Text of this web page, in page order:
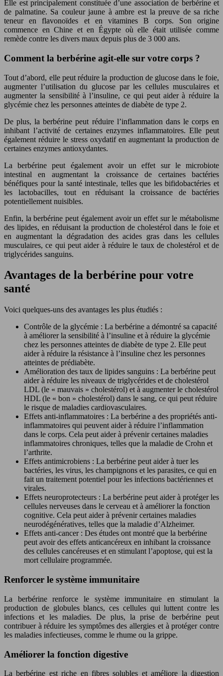
Elle est principalement constituée d’une association de berbérine et
de palmatine. Sa couleur jaune à ambre est la preuve de sa riche
teneur en flavonoïdes et en vitamines B corps. Son origine
commence en Chine et en Égypte où elle était utilisée comme
remède contre les divers maux depuis plus de 3 000 ans.
Comment la berbérine agit-elle sur votre corps ?
Tout d’abord, elle peut réduire la production de glucose dans le foie,
augmenter l’utilisation du glucose par les cellules musculaires et
augmenter la sensibilité à l’insuline, ce qui peut aider à réduire la
glycémie chez les personnes atteintes de diabète de type 2.
De plus, la berbérine peut réduire l’inflammation dans le corps en
inhibant l’activité de certaines enzymes inflammatoires. Elle peut
également réduire le stress oxydatif en augmentant la production de
certaines enzymes antioxydantes.
La berbérine peut également avoir un effet sur le microbiote
intestinal en augmentant la croissance de certaines bactéries
bénéfiques pour la santé intestinale, telles que les bifidobactéries et
les lactobacilles, tout en réduisant la croissance de bactéries
potentiellement nuisibles.
Enfin, la berbérine peut également avoir un effet sur le métabolisme
des lipides, en réduisant la production de cholestérol dans le foie et
en augmentant la dégradation des acides gras dans les cellules
musculaires, ce qui peut aider à réduire le taux de cholestérol et de
triglycérides sanguins.
Avantages de la berbérine pour votre
santé
Voici quelques-uns des avantages les plus étudiés :
Contrôle de la glycémie : La berbérine a démontré sa capacité
à améliorer la sensibilité à l’insuline et à réduire la glycémie
chez les personnes atteintes de diabète de type 2. Elle peut
aider à réduire la résistance à l’insuline chez les personnes
atteintes de prédiabète.
Amélioration des taux de lipides sanguins : La berbérine peut
aider à réduire les niveaux de triglycérides et de cholestérol
LDL (le « mauvais » cholestérol) et à augmenter le cholestérol
HDL (le « bon » cholestérol) dans le sang, ce qui peut réduire
le risque de maladies cardiovasculaires.
Effets anti-inflammatoires : La berbérine a des propriétés anti-
inflammatoires qui peuvent aider à réduire l’inflammation
dans le corps. Cela peut aider à prévenir certaines maladies
inflammatoires chroniques, telles que la maladie de Crohn et
l’arthrite.
Effets antimicrobiens : La berbérine peut aider à tuer les
bactéries, les virus, les champignons et les parasites, ce qui en
fait un traitement potentiel pour les infections bactériennes et
virales.
Effets neuroprotecteurs : La berbérine peut aider à protéger les
cellules nerveuses dans le cerveau et à améliorer la fonction
cognitive. Cela peut aider à prévenir certaines maladies
neurodégénératives, telles que la maladie d’Alzheimer.
Effets anti-cancer : Des études ont montré que la berbérine
peut avoir des effets anticancéreux en inhibant la croissance
des cellules cancéreuses et en stimulant l’apoptose, qui est la
mort cellulaire programmée.
Renforcer le système immunitaire
La berbérine renforce le système immunitaire en stimulant la
production de globules blancs, ces cellules qui luttent contre les
infections et les maladies. De plus, la prise de berbérine peut
contribuer à réduire les symptômes des allergies et à protéger contre
les maladies infectieuses, comme le rhume ou la grippe.
Améliorer la fonction digestive
La berbérine est riche en fibres solubles et améliore la digestion